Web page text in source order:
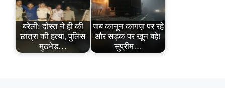
बरेली: दोस्त ने ही की
छात्रा की हत्या, पुलिस
मुठभेड़…
जब कानून कागज़ पर रहे
और सड़क पर खून बहे!
सुप्रीम…